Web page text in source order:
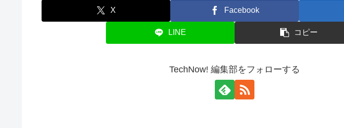
X Facebook
LINE コピー
TechNow! 編集部をフォローする